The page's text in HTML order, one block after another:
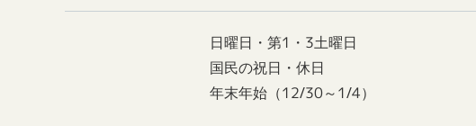
日曜日・第1・3土曜日
国民の祝日・休日
年末年始（12/30～1/4）